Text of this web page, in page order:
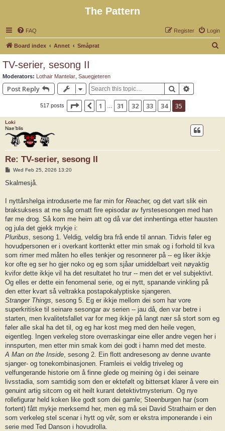
The Pattern
FAQ Login
Register
Board index Annet Småprat
TV-serier, sesong II
Moderators: Lothair Mantelar Sauegjeteren
Post Reply Search
517 posts Page 35 35
Previous
1 31 32 33 34 35
Loki
Nae’blis
Re: TV-serier, sesong II
P
s
Wed Feb 25, 2026 13:20
Skalmesjå.
I nyttårshelga introduserte me far min for Reacher, og det vart slik ein
braksuksess at me såg omatt fire episodar av fyrstesesongen med han
før me drog. Så kom me heim att og då var det innhentinga etter hausten
og jula det gjekk mykje i:
Pluribus , sesong 1. Veldig, veldig bra frå ende til annan. Tidvis føler eg
hovudpersonen er i overkant korttenkt etter min smak og i forhold til kva
som rimer med måten ho elles tenkjer og resonnerer på -- eg liker ikkje
kor ofte eg ser ho gjer noko og eg som sjåar umiddelbart veit nøyaktig
kvifor dette ikkje vil ha det resultatet ho trur -- men det er vel subjektivt.
Og elles er dette ein fenomenal serie, og ei nytt, spanande vinkling på
den etter kvart så veltrakka postapokalyptiske sjangeren.
Stranger Things, sesong 5. Eg er ikkje mellom dei som har vore
superkritiske til seinare sesongar av serien -- jau då, den var betre i
starten, men kvalitetsfallet var for meg ikkje på langt nær så stort som eg
føler alle skal ha det til, og eg har kost meg med den heile vegen,
eigentleg. Ingen verkeleg store overraskingar eine eller andre vegen her i
innspurten, men etter min smak kom dei godt i hamn med det meste.
A Man on the Inside , sesong 2. Ein flott andresesong av denne uvante
sjanger- og tonekombinasjonen. Framleis ei veldig triveleg og
velfungerande historie om å finne glede og meining òg i dei seinare
livsstadia, som samtidig som den er ektefølt og bittersøt klarer å vere ein
genuint artig sitcom og eit heilt kurant detektivtmysterium. Og nye
rollefigurar held koken like godt som dei gamle; Steenburgen har (som
fortent) fått mykje merksemd her, men eg må sei David Strathairn er den
som verkeleg stel scenar i hytt og vêr, som er ekstra imponerande i ein
serie med Ted Danson i hovudrolla.